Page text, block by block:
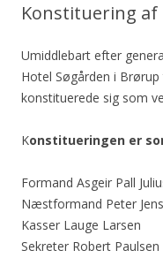
Konstituering af
Umiddlebart efter
Hotel Søgården i
konstituerede sig som
Konstitueringen er
Formand Asgeir Pall
Næstformand Peter
Kasser Lauge Larsen
Sekreter Robert Paulsen